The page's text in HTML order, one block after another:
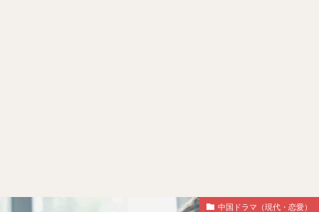
中国ドラマ（現代・恋愛）